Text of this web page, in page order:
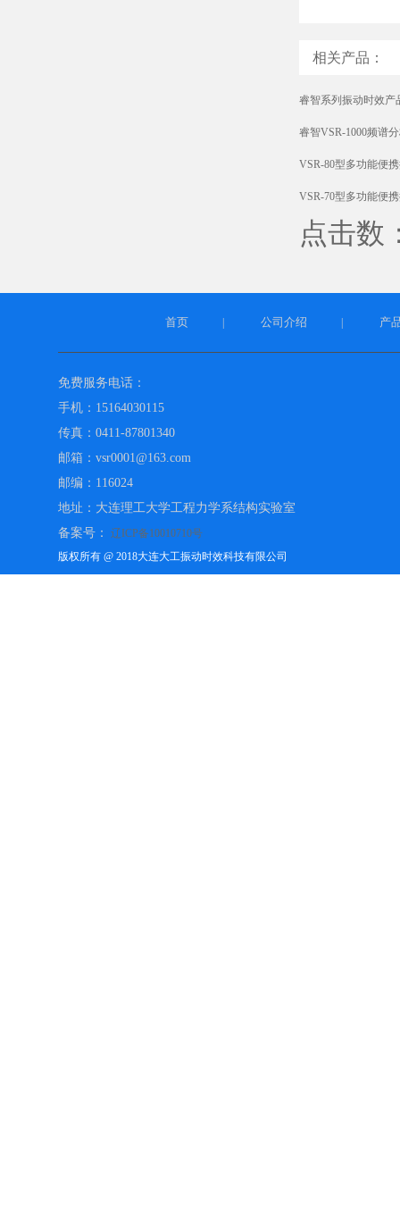
相关产品：
睿智系列振动时效产
睿智VSR-1000频谱
VSR-80型多功能便
VSR-70型多功能便
点击数
首页 | 公司介绍 | 产
免费服务电话：
手机：15164030115
传真：0411-87801340
邮箱：vsr0001@163.com
邮编：116024
地址：大连理工大学工程力学系结构实验室
备案号：
辽ICP备10010710号
版权所有 @ 2018大连大工振动时效科技有限公司